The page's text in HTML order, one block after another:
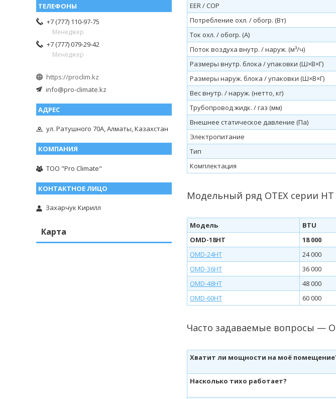
EER / COP
Потребление охл. / обогр. (Вт)
Ток охл. / обогр. (А)
Поток воздуха внутр. / наруж. (м³/ч)
Размеры внутр. блока / упаковки (Ш×В×Г)
Размеры наруж. блока / упаковки (Ш×В×Г)
Вес внутр. / наруж. (нетто, кг)
Трубопровод жидк. / газ (мм)
Внешнее статическое давление (Па)
Электропитание
Тип
Комплектация
Модельный ряд OTEX серии HT
Модель BTU
OMD-18HT
18 000
OMD-24HT
24 000
OMD-36HT
36 000
OMD-48HT
48 000
OMD-60HT
60 000
Часто задаваемые вопросы —
Хватит ли мощности на моё
Насколько тихо работает?
+7 (777) 110-97-75
Менеджер
+7 (777) 079-29-42
Менеджер
https://proclim.kz
info@pro-climate.kz
ул. Ратушного 70А, Алматы, Казахстан
ТОО "Pro Climate"
Захарчук Кирилл
Карта